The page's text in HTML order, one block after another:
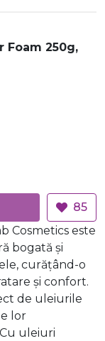
Foam 250g,
85
Cosmetics este
bogată și
curățând-o
și confort.
de uleiurile
lor
Cu uleiuri